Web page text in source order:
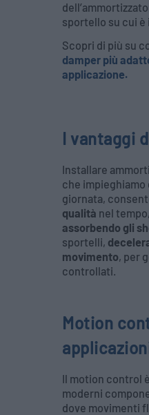
sportello su cui è
Scopri di più su
damper più
applicazione.
I vantaggi
Installare
che impieghiamo
giornata,
qualità nel tempo,
assorbendo gli
sportelli,
movimento, per
controllati.
Motion
Il motion control
moderni
dove movimenti